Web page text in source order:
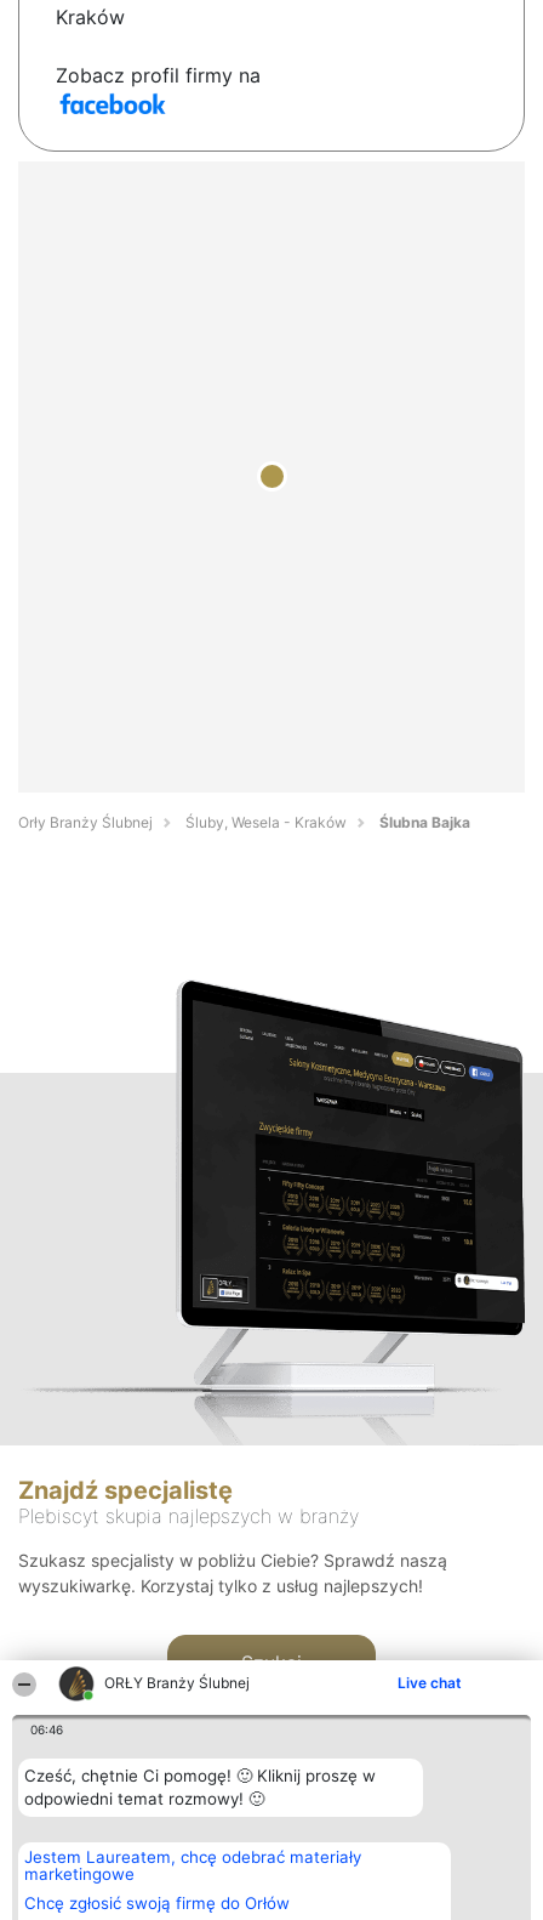
ORŁY Branży Ślubnej Live chat
06:46
Cześć, chętnie Ci pomogę! 🙂 Kliknij proszę w
odpowiedni temat rozmowy! 🙂
Jestem Laureatem, chcę odebrać materiały
marketingowe
Chcę zgłosić swoją firmę do Orłów
Kraków
Zobacz profil firmy na
Orły Branży Ślubnej Śluby, Wesela - Kraków Ślubna Bajka
Znajdź specjalistę
Plebiscyt skupia najlepszych w branży
Szukasz specjalisty w pobliżu Ciebie? Sprawdź naszą
wyszukiwarkę. Korzystaj tylko z usług najlepszych!
Szukaj
Organizator plebiscytu
Bright Side Solutions sp. z o.
o. sp. k.
ul. Ruska 22
Wrocław 50-079
Plebiscyt
Laureaci
wszystkich
Laureatów
Kontakt
Kontakt